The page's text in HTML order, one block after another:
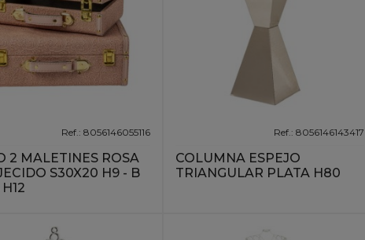
Ref.: 8056146055116
2 MALETINES ROSA
S30X20 H9 - B
Ref.: 8056146143417
COLUMNA ESPEJO
TRIANGULAR PLATA H80